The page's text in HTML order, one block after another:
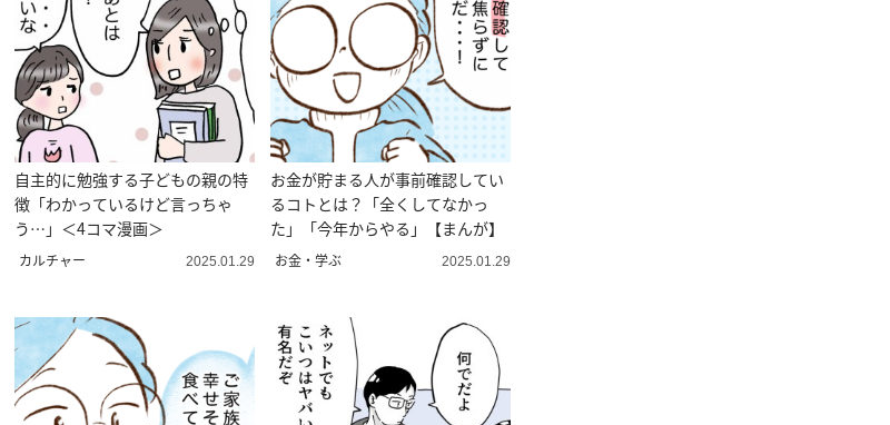
自主的に勉強する子どもの親の特
徴「わかっているけど言っちゃ
う…」＜4コマ漫画＞
カルチャー 2025.01.29
お金が貯まる人が事前確認してい
るコトとは？「全くしてなかっ
た」「今年からやる」【まんが】
お金・学ぶ 2025.01.29